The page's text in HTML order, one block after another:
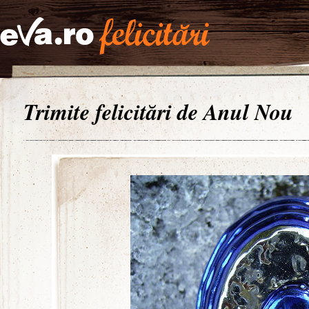
Trimite felicitări de Anul Nou